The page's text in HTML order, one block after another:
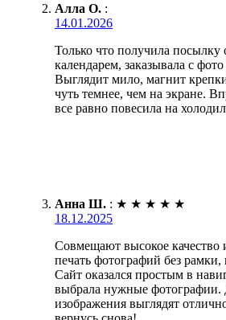
Алла О. :
14.01.2026
Только что получила
календарем, заказывала с
Выглядит мило, магнит
чуть темнее, чем на экране.
все равно повесила на
Анна Ш. : ★ ★ ★ ★ ★
18.12.2025
Совмещают высокое качество
печать фотографий без рамки,
Сайт оказался простым в
выбрала нужные фотографии.
изображения выглядят